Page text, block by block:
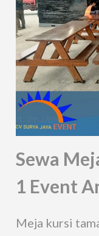
Sewa
1 Event
Meja kursi